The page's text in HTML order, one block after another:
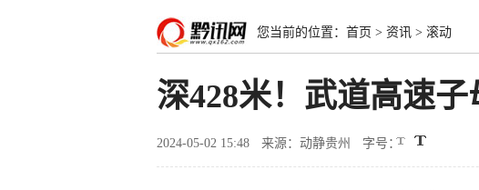
您当前的位置： 首页 > 资讯 > 滚动
深428米！武道高速
2024-05-02 15:48 来源：动静贵州 字号：